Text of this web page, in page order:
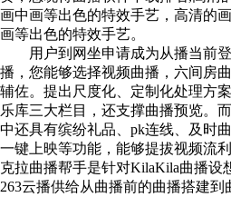
画中画等出色的特效手艺，高清的
画等出色的特效手艺。
用户到网坐申请成为从播当前登
播，您能够选择视频曲播，六间房
辅佐。提出尺度化、定制化处理方
乐库三大栏目，还支撑曲播预览。
中还具有缤纷礼品、pk连线、及时
一键上映等功能，能够提拔视频流
克拉曲播帮手是针对KilaKila曲播设
263云播供给从曲播前的曲播搭建